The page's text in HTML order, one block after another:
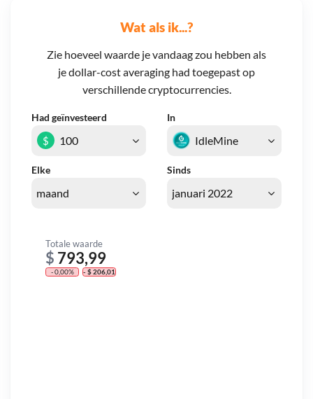
Wat als ik...?
Zie hoeveel waarde je vandaag zou hebben als
je dollar-cost averaging had toegepast op
verschillende cryptocurrencies.
Had geïnvesteerd In
Elke Sinds
$
Totale waarde
$ 793,99
- 0,00% - $ 206,01